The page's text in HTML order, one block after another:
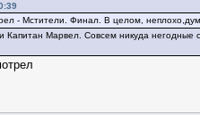
- Мстители. Финал. В целом,
Марвел. Совсем никуда негодные